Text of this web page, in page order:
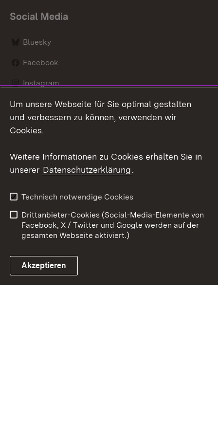
Social Media
Bluesky
Facebook
Instagram
LinkedIn
Link zum Landesportal
Datenschutz
Barrierefreiheit
Impressum
Cookies
Um unsere Webseite für Sie optimal gestalten
und verbessern zu können, verwenden wir
Cookies.
Weitere Informationen zu Cookies erhalten Sie in
unserer Datenschutzerklärung.
Technisch notwendige Cookies
Drittanbieter-Cookies (Social-Media-Elemente von
Facebook, X / Twitter und Google werden auf der
gesamten Webseite aktiviert.)
Akzeptieren